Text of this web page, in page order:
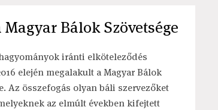
Bálok Szövetsége
iránti elköteleződés
elején megalakult a Magyar Bálok
Az összefogás olyan báli szervezőket
az elmúlt években kifejtett